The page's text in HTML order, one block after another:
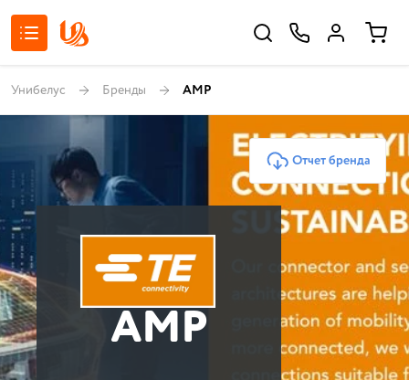
Унибелус Бренды AMP
Отчет бренда
AMP